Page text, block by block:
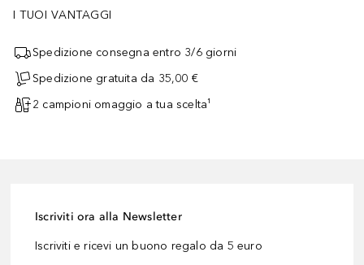
I TUOI VANTAGGI
Spedizione consegna entro 3/6 giorni
Spedizione gratuita da 35,00 €
2 campioni omaggio a tua scelta¹
Iscriviti ora alla Newsletter
Iscriviti e ricevi un buono regalo da 5 euro